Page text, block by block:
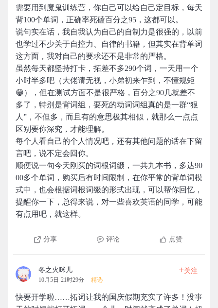
需要用到魔鬼训练营，你自己可以给自己定目标，每天
背100个单词，正确率死磕百分之95，这都可以。
说句实在话，我自我认为自己的自制力是很强的，以前
也学过不少关于自控力、自律的书籍，但其实在背单词
这方面，我对自己的要求还不是非常的严格。
虽然每天都坚持打卡，拓差不多290个词，一天用一个
小时半多吧（大佬请无视，小弟初来乍到，不懂规矩
😁），但在测试方面不是很严格，百分之90几就差不
多了，特别是背词组，要死的动词词组真的是一群“狠
人”，不但多，而且有的意思极其相似，就那么一点点
区别要你深究，才能理解。
每个人看自己的个人情况吧，还有其他问题的话在下留
言吧，说不定会回你。
顺便说一句今天刚买的词根词缀，一共九本书，多达90
00多个单词，购买后有时间限制，在你平常的背单词模
式中，也会根据词根词缀的形式出现，可以帮你回忆，
提醒你一下，总得来说，对一些喜欢英语的同学，可能
有点用吧，就这样。
分享 评论 点赞
冬之火咪儿
10月5日 21时29分 精选
+关注
快要开学啦……拓词让我的国庆假期充实了许多！没事